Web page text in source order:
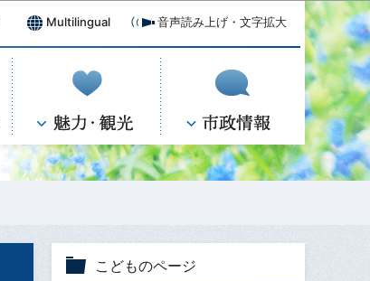
Multilingual 音声読み上げ・文字拡大
こどものページ